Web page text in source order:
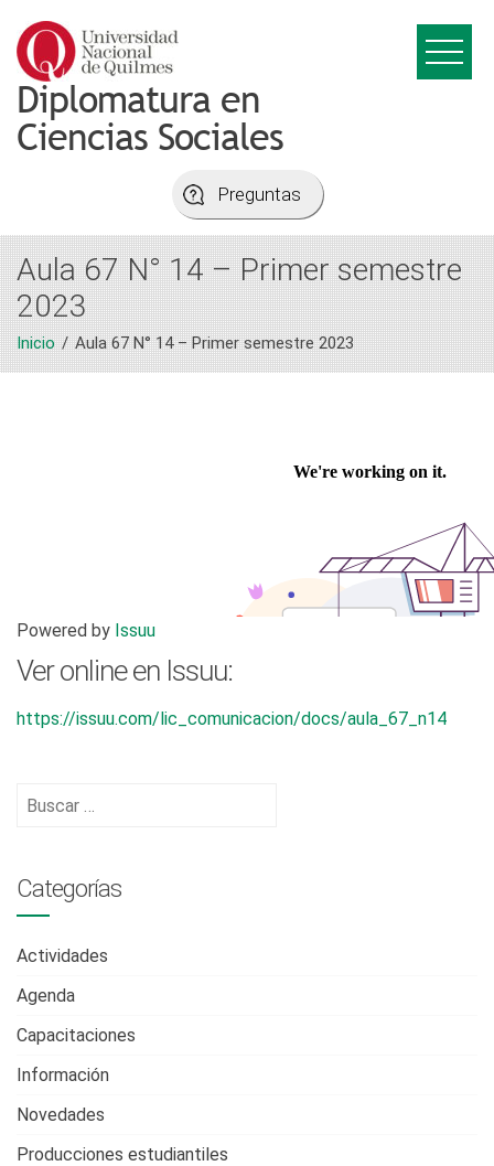
content
Diplomatura en
Ciencias Sociales
Preguntas
Aula 67 N° 14 – Primer semestre
2023
Inicio Aula 67 N° 14 – Primer semestre 2023
Powered by Issuu
Ver online en Issuu:
https://issuu.com/lic_comunicacion/docs/aula_67_n14
Buscar:
Categorías
Actividades
Agenda
Capacitaciones
Información
Novedades
Producciones estudiantiles